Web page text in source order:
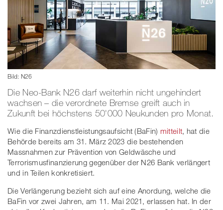
Bild: N26
Die Neo-Bank N26 darf weiterhin nicht ungehindert
wachsen – die verordnete Bremse greift auch in
Zukunft bei höchstens 50'000 Neukunden pro Monat.
Wie die Finanzdienstleistungsaufsicht (BaFin) mitteilt , hat die
Behörde bereits am 31. März 2023 die bestehenden
Massnahmen zur Prävention von Geldwäsche und
Terrorismusfinanzierung gegenüber der N26 Bank verlängert
und in Teilen konkretisiert.
Die Verlängerung bezieht sich auf eine Anordung, welche die
BaFin vor zwei Jahren, am 11. Mai 2021, erlassen hat. In der